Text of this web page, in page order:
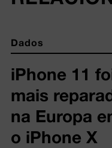
Dados
iPhone 11
mais
na Europa
o iPhone X